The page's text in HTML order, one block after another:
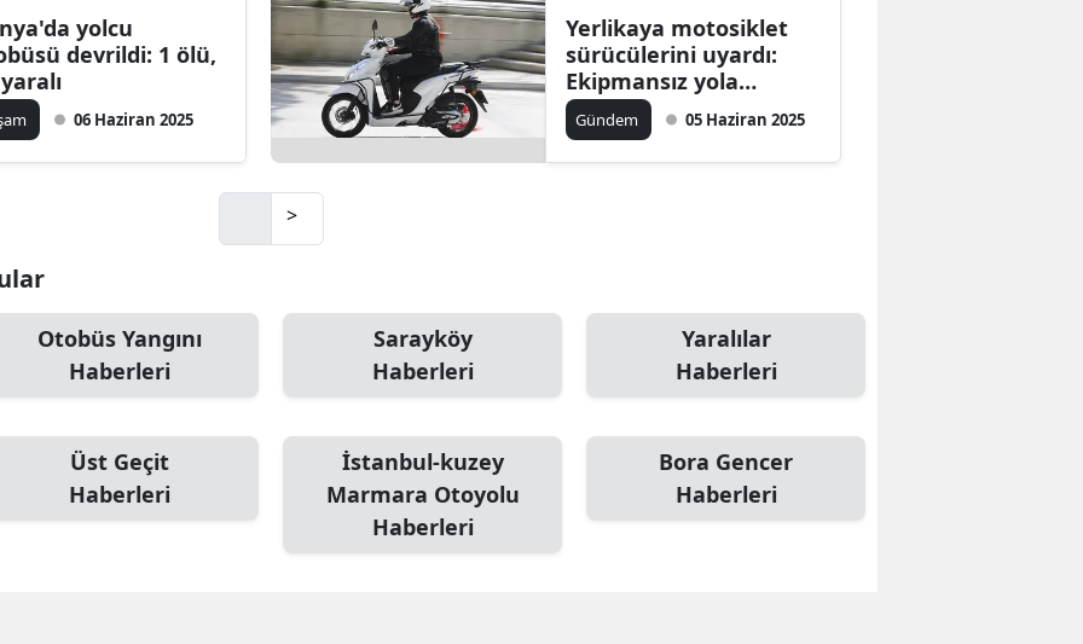
yolcu
devrildi: 1 ölü,
06 Haziran 2025
Yerlikaya motosiklet
sürücülerini uyardı:
Ekipmansız yola
çıkmayın
Gündem 05 Haziran 2025
>
Otobüs Yangını
Haberleri
Sarayköy
Haberleri
Yaralılar
Haberleri
Üst Geçit
Haberleri
İstanbul-kuzey
Marmara Otoyolu
Haberleri
Bora Gencer
Haberleri